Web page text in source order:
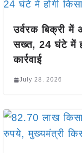
उर्वरक बिक्री में
सख्त, 24 घंटे में
कार्रवाई
July 28, 2026